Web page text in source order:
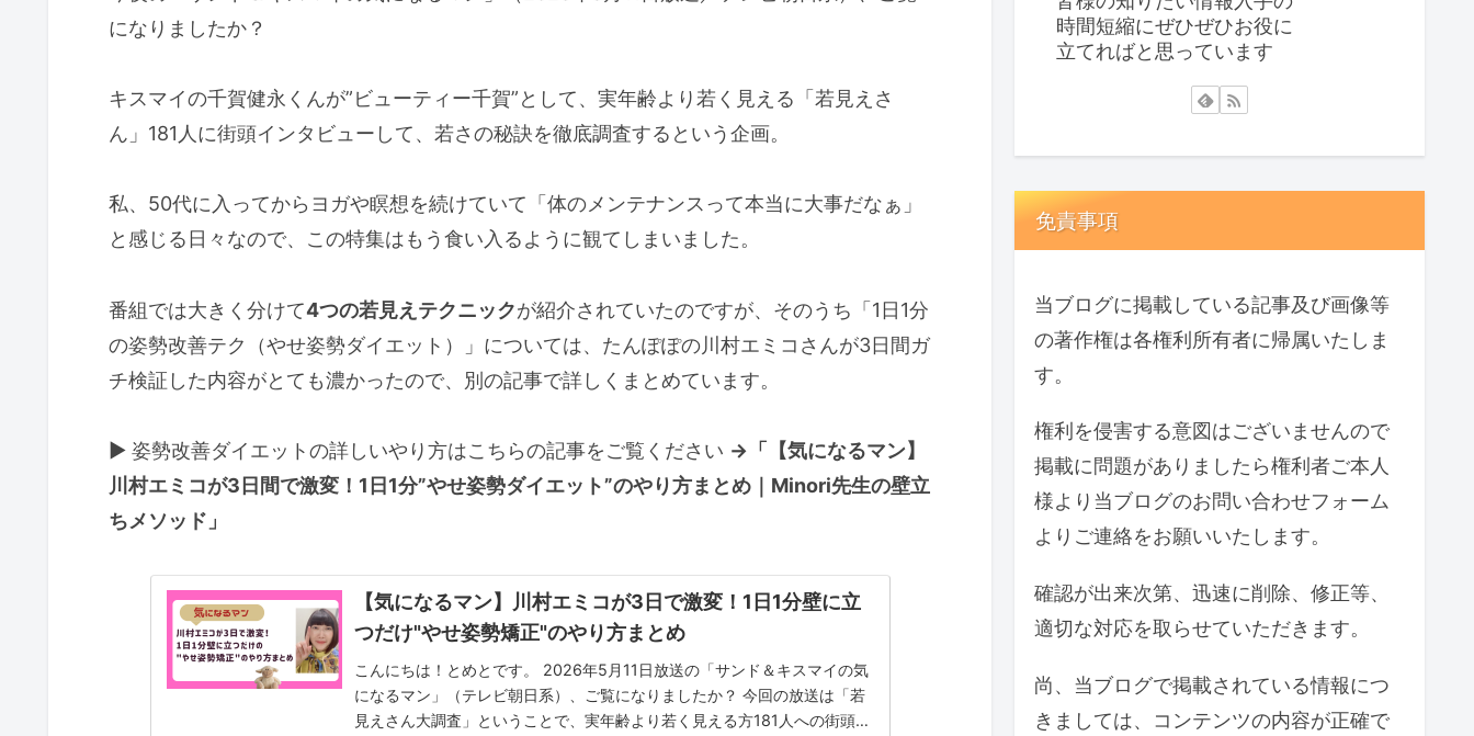
になりましたか？
キスマイの千賀健永くんが”ビューティー千賀”として、実年齢より若く見える「若見えさ
ん」181人に街頭インタビューして、若さの秘訣を徹底調査するという企画。
私、50代に入ってからヨガや瞑想を続けていて「体のメンテナンスって本当に大事だなぁ」
と感じる日々なので、この特集はもう食い入るように観てしまいました。
番組では大きく分けて4つの若見えテクニックが紹介されていたのですが、そのうち「1日1分
の姿勢改善テク（やせ姿勢ダイエット）」については、たんぽぽの川村エミコさんが3日間ガ
チ検証した内容がとても濃かったので、別の記事で詳しくまとめています。
▶ 姿勢改善ダイエットの詳しいやり方はこちらの記事をご覧ください →「【気になるマン】
川村エミコが3日間で激変！1日1分”やせ姿勢ダイエット”のやり方まとめ｜Minori先生の壁立
ちメソッド」
【気になるマン】川村エミコが3日で激変！1日1分壁に立
つだけ"やせ姿勢矯正"のやり方まとめ
こんにちは！とめとです。 2026年5月11日放送の「サンド＆キスマイの気
になるマン」（テレビ朝日系）、ご覧になりましたか？ 今回の放送は「若
見えさん大調査」ということで、実年齢より若く見える方181人への街頭イ
時間短縮にぜひぜひお役に
立てればと思っています
免責事項
当ブログに掲載している記事及び画像等
の著作権は各権利所有者に帰属いたしま
す。
権利を侵害する意図はございませんので
掲載に問題がありましたら権利者ご本人
様より当ブログのお問い合わせフォーム
よりご連絡をお願いいたします。
確認が出来次第、迅速に削除、修正等、
適切な対応を取らせていただきます。
尚、当ブログで掲載されている情報につ
きましては、コンテンツの内容が正確で